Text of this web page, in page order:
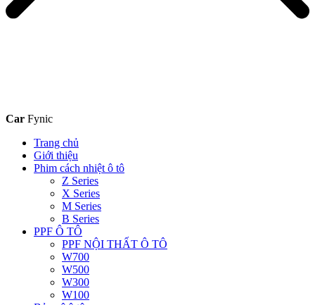
Car Fynic
Trang chủ
Giới thiệu
Phim cách nhiệt ô tô
Z Series
X Series
M Series
B Series
PPF Ô TÔ
PPF NỘI THẤT Ô TÔ
W700
W500
W300
W100